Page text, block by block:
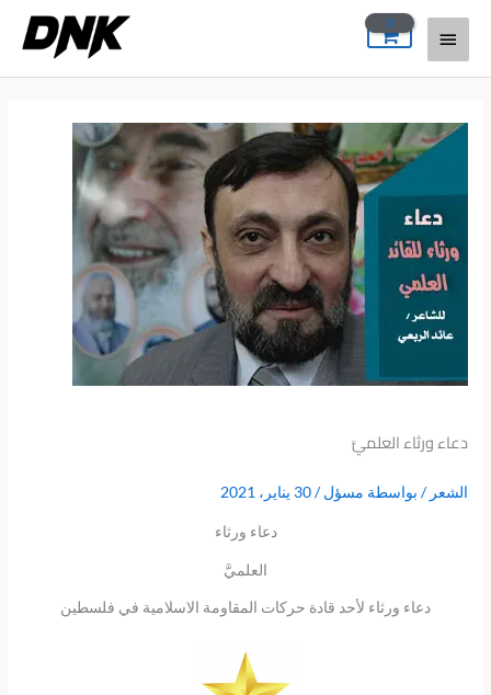
المحتوى
القائمة
الرئيسية
دعاء ورثاء العلميَّ
الشعر / بواسطة مسؤل/30 يناير، 2021
دعاء ورثاء
العلميَّ
دعاء ورثاء لأحد قادة حركات المقاومة الاسلامية في فلسطين